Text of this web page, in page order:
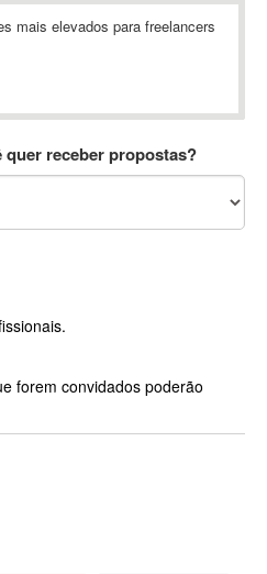
mais elevados para freelancers
receber propostas?
forem convidados poderão